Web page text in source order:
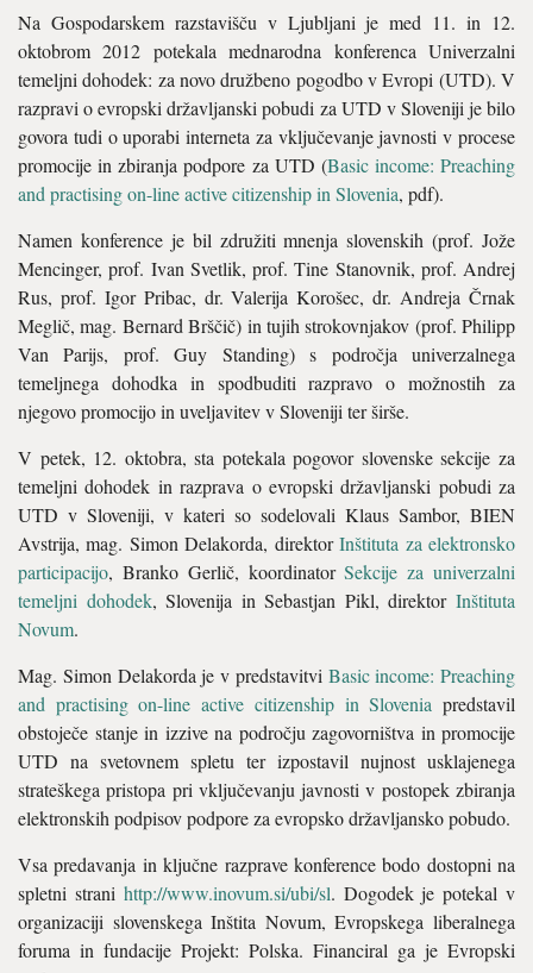
Na Gospodarskem razstavišču v Ljubljani je med 11. in 12.
oktobrom 2012 potekala mednarodna konferenca Univerzalni
temeljni dohodek: za novo družbeno pogodbo v Evropi (UTD). V
razpravi o evropski državljanski pobudi za UTD v Sloveniji je bilo
govora tudi o uporabi interneta za vključevanje javnosti v procese
promocije in zbiranja podpore za UTD (Basic income: Preaching
and practising on-line active citizenship in Slovenia, pdf).
Namen konference je bil združiti mnenja slovenskih (prof. Jože
Mencinger, prof. Ivan Svetlik, prof. Tine Stanovnik, prof. Andrej
Rus, prof. Igor Pribac, dr. Valerija Korošec, dr. Andreja Črnak
Meglič, mag. Bernard Brščič) in tujih strokovnjakov (prof. Philipp
Van Parijs, prof. Guy Standing) s področja univerzalnega
temeljnega dohodka in spodbuditi razpravo o možnostih za
njegovo promocijo in uveljavitev v Sloveniji ter širše.
V petek, 12. oktobra, sta potekala pogovor slovenske sekcije za
temeljni dohodek in razprava o evropski državljanski pobudi za
UTD v Sloveniji, v kateri so sodelovali Klaus Sambor, BIEN
Avstrija, mag. Simon Delakorda, direktorInštituta za elektronsko
participacijo, Branko Gerlič, koordinatorSekcije za univerzalni
temeljni dohodek, Slovenija in Sebastjan Pikl, direktorInštituta
Novum.
Mag. Simon Delakorda je v predstavitvi Basic income: Preaching
and practising on-line active citizenship in Slovenia predstavil
obstoječe stanje in izzive na področju zagovorništva in promocije
UTD na svetovnem spletu ter izpostavil nujnost usklajenega
strateškega pristopa pri vključevanju javnosti v postopek zbiranja
elektronskih podpisov podpore za evropsko državljansko pobudo.
Vsa predavanja in ključne razprave konference bodo dostopni na
spletni strani http://www.inovum.si/ubi/sl. Dogodek je potekal v
organizaciji slovenskega Inštita Novum, Evropskega liberalnega
foruma in fundacije Projekt: Polska. Financiral ga je Evropski